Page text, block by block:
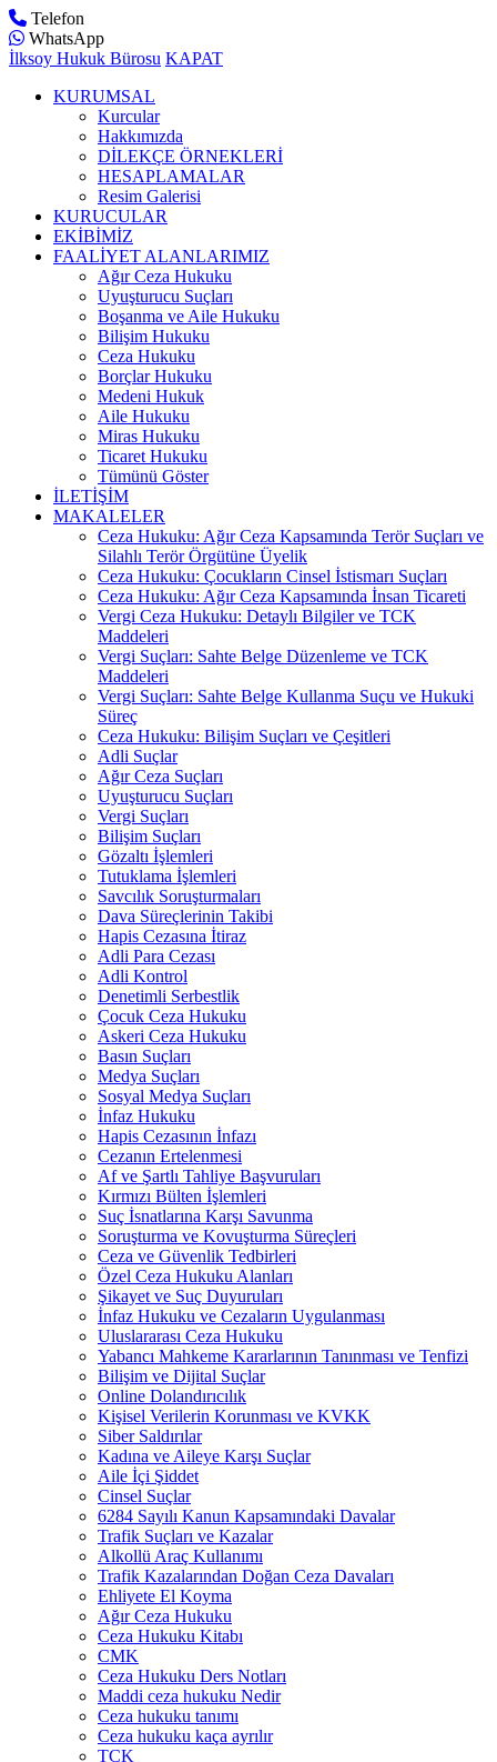
Telefon
WhatsApp
İlksoy Hukuk Bürosu KAPAT
KURUMSAL
Kurcular
Hakkımızda
DİLEKÇE ÖRNEKLERİ
HESAPLAMALAR
Resim Galerisi
KURUCULAR
EKİBİMİZ
FAALİYET ALANLARIMIZ
Ağır Ceza Hukuku
Uyuşturucu Suçları
Boşanma ve Aile Hukuku
Bilişim Hukuku
Ceza Hukuku
Borçlar Hukuku
Medeni Hukuk
Aile Hukuku
Miras Hukuku
Ticaret Hukuku
Tümünü Göster
İLETİŞİM
MAKALELER
Ceza Hukuku: Ağır Ceza Kapsamında Terör Suçları ve
Silahlı Terör Örgütüne Üyelik
Ceza Hukuku: Çocukların Cinsel İstismarı Suçları
Ceza Hukuku: Ağır Ceza Kapsamında İnsan Ticareti
Vergi Ceza Hukuku: Detaylı Bilgiler ve TCK
Maddeleri
Vergi Suçları: Sahte Belge Düzenleme ve TCK
Maddeleri
Vergi Suçları: Sahte Belge Kullanma Suçu ve Hukuki
Süreç
Ceza Hukuku: Bilişim Suçları ve Çeşitleri
Adli Suçlar
Ağır Ceza Suçları
Uyuşturucu Suçları
Vergi Suçları
Bilişim Suçları
Gözaltı İşlemleri
Tutuklama İşlemleri
Savcılık Soruşturmaları
Dava Süreçlerinin Takibi
Hapis Cezasına İtiraz
Adli Para Cezası
Adli Kontrol
Denetimli Serbestlik
Çocuk Ceza Hukuku
Askeri Ceza Hukuku
Basın Suçları
Medya Suçları
Sosyal Medya Suçları
İnfaz Hukuku
Hapis Cezasının İnfazı
Cezanın Ertelenmesi
Af ve Şartlı Tahliye Başvuruları
Kırmızı Bülten İşlemleri
Suç İsnatlarına Karşı Savunma
Soruşturma ve Kovuşturma Süreçleri
Ceza ve Güvenlik Tedbirleri
Özel Ceza Hukuku Alanları
Şikayet ve Suç Duyuruları
İnfaz Hukuku ve Cezaların Uygulanması
Uluslararası Ceza Hukuku
Yabancı Mahkeme Kararlarının Tanınması ve Tenfizi
Bilişim ve Dijital Suçlar
Online Dolandırıcılık
Kişisel Verilerin Korunması ve KVKK
Siber Saldırılar
Kadına ve Aileye Karşı Suçlar
Aile İçi Şiddet
Cinsel Suçlar
6284 Sayılı Kanun Kapsamındaki Davalar
Trafik Suçları ve Kazalar
Alkollü Araç Kullanımı
Trafik Kazalarından Doğan Ceza Davaları
Ehliyete El Koyma
Ağır Ceza Hukuku
Ceza Hukuku Kitabı
CMK
Ceza Hukuku Ders Notları
Maddi ceza hukuku Nedir
Ceza hukuku tanımı
Ceza hukuku kaça ayrılır
TCK